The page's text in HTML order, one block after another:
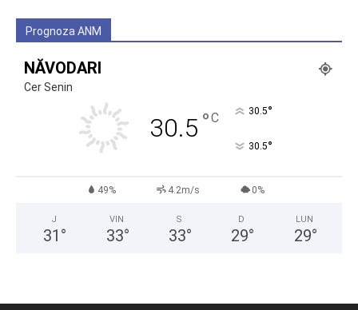
Prognoza ANM
NĂVODARI
Cer Senin
30.5 °C 30.5°
30.5°
49% 4.2m/s 0%
J
31 °
VIN
33°
S
33°
D
29°
LUN
29°